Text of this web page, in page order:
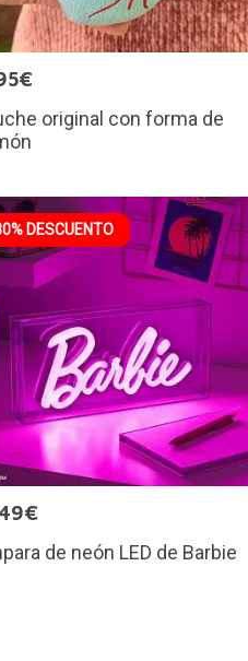
original con forma de
DESCUENTO
de neón LED de Barbie